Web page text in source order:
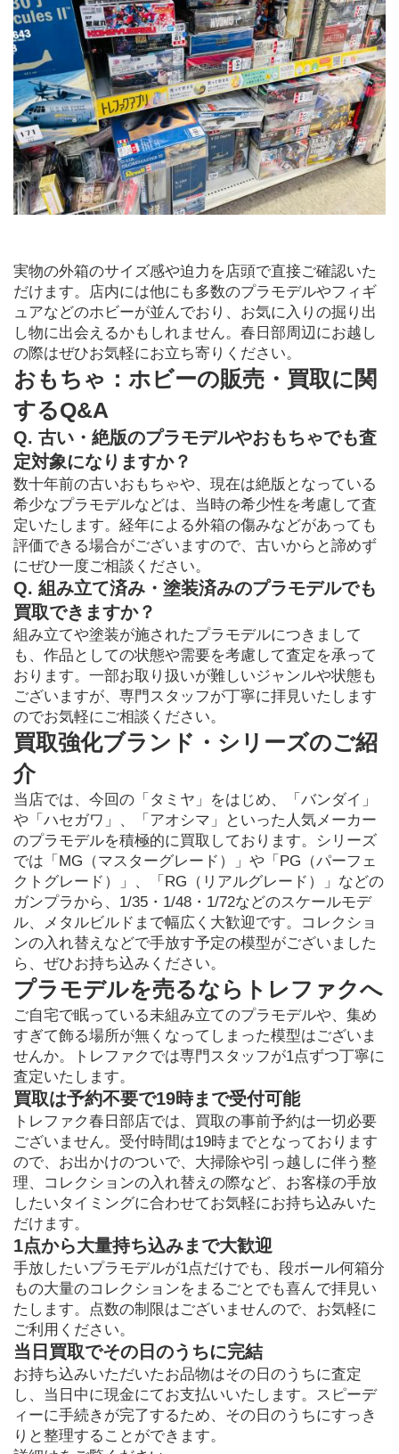
実物の外箱のサイズ感や迫力を店頭で直接ご確認いた
だけます。店内には他にも多数のプラモデルやフィギ
ュアなどのホビーが並んでおり、お気に入りの掘り出
し物に出会えるかもしれません。春日部周辺にお越し
の際はぜひお気軽にお立ち寄りください。
おもちゃ：ホビーの販売・買取に関
するQ&A
Q. 古い・絶版のプラモデルやおもちゃでも査
定対象になりますか？
数十年前の古いおもちゃや、現在は絶版となっている
希少なプラモデルなどは、当時の希少性を考慮して査
定いたします。経年による外箱の傷みなどがあっても
評価できる場合がございますので、古いからと諦めず
にぜひ一度ご相談ください。
Q. 組み立て済み・塗装済みのプラモデルでも
買取できますか？
組み立てや塗装が施されたプラモデルにつきまして
も、作品としての状態や需要を考慮して査定を承って
おります。一部お取り扱いが難しいジャンルや状態も
ございますが、専門スタッフが丁寧に拝見いたします
のでお気軽にご相談ください。
買取強化ブランド・シリーズのご紹
介
当店では、今回の「タミヤ」をはじめ、「バンダイ」
や「ハセガワ」、「アオシマ」といった人気メーカー
のプラモデルを積極的に買取しております。シリーズ
では「MG（マスターグレード）」や「PG（パーフェ
クトグレード）」、「RG（リアルグレード）」などの
ガンプラから、1/35・1/48・1/72などのスケールモデ
ル、メタルビルドまで幅広く大歓迎です。コレクショ
ンの入れ替えなどで手放す予定の模型がございました
ら、ぜひお持ち込みください。
プラモデルを売るならトレファクへ
ご自宅で眠っている未組み立てのプラモデルや、集め
すぎて飾る場所が無くなってしまった模型はございま
せんか。トレファクでは専門スタッフが1点ずつ丁寧に
査定いたします。
買取は予約不要で19時まで受付可能
トレファク春日部店では、買取の事前予約は一切必要
ございません。受付時間は19時までとなっております
ので、お出かけのついで、大掃除や引っ越しに伴う整
理、コレクションの入れ替えの際など、お客様の手放
したいタイミングに合わせてお気軽にお持ち込みいた
だけます。
1点から大量持ち込みまで大歓迎
手放したいプラモデルが1点だけでも、段ボール何箱分
もの大量のコレクションをまるごとでも喜んで拝見い
たします。点数の制限はございませんので、お気軽に
ご利用ください。
当日買取でその日のうちに完結
お持ち込みいただいたお品物はその日のうちに査定
し、当日中に現金にてお支払いいたします。スピーデ
ィーに手続きが完了するため、その日のうちにすっき
りと整理することができます。